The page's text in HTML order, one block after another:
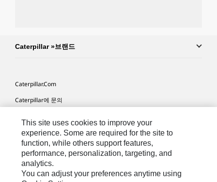
Caterpillar »브랜드
Caterpillar.com
Caterpillar에 문의
사이트 맵
Cookie Settings
법적 고지
개인정보취급방침
This site uses cookies to improve your
experience. Some are required for the site to
function, while others support features,
performance, personalization, targeting, and
analytics.
You can adjust your preferences anytime using